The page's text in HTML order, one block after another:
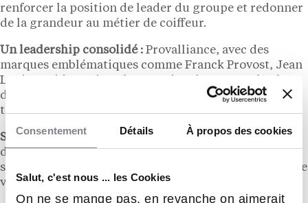
Consentement Détails À propos des cookies
Salut, c'est nous ... les Cookies
On ne se mange pas, en revanche on aimerait
renforcer la position de leader du groupe et redonner
de la grandeur au métier de coiffeur.
Un leadership consolidé : Provalliance, avec des
marques emblématiques comme Franck Provost, Jean
Louis David et Saint Algue, attire chaque année plus
de 50 millions de clients dans ses 3 300 salons à
travers 30 pays.
Succession de Marc Aublet :
Marc Aublet, après avoir
dirigé Provalliance pendant 30 ans et contribué à son
succès, continue d’accompagner le groupe en tant que
vice-président du conseil de surveillance.